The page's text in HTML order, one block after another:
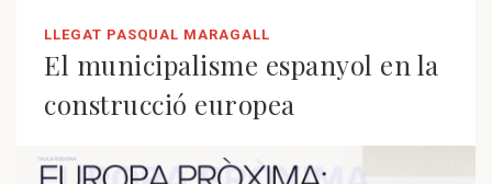
LLEGAT PASQUAL MARAGALL
El municipalisme espanyol en la
construcció europea